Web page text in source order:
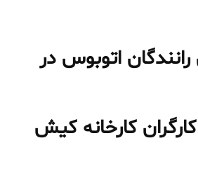
اتوبوس در
کارخانه کیش